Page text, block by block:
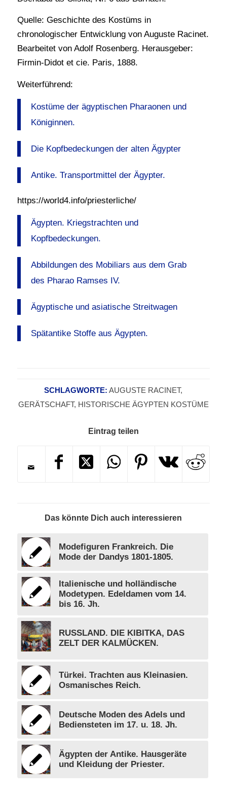
Quelle: Geschichte des Kostüms in
chronologischer Entwicklung von Auguste Racinet.
Bearbeitet von Adolf Rosenberg. Herausgeber:
Firmin-Didot et cie. Paris, 1888.
Weiterführend:
Kostüme der ägyptischen Pharaonen und
Königinnen.
Die Kopfbedeckungen der alten Ägypter
Antike. Transportmittel der Ägypter.
https://world4.info/priesterliche/
Ägypten. Kriegstrachten und
Kopfbedeckungen.
Abbildungen des Mobiliars aus dem Grab
des Pharao Ramses IV.
Ägyptische und asiatische Streitwagen
Spätantike Stoffe aus Ägypten.
SCHLAGWORTE: AUGUSTE RACINET,
GERÄTSCHAFT, HISTORISCHE ÄGYPTEN KOSTÜME
Eintrag teilen
Das könnte Dich auch interessieren
Modefiguren Frankreich. Die
Mode der Dandys 1801-1805.
Italienische und holländische
Modetypen. Edeldamen vom 14.
bis 16. Jh.
RUSSLAND. DIE KIBITKA, DAS
ZELT DER KALMÜCKEN.
Türkei. Trachten aus Kleinasien.
Osmanisches Reich.
Deutsche Moden des Adels und
Bediensteten im 17. u. 18. Jh.
Ägypten der Antike. Hausgeräte
und Kleidung der Priester.